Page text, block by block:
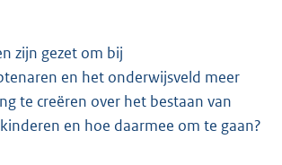
zijn gezet om bij
en het onderwijsveld meer
te creëren over het bestaan van
en hoe daarmee om te gaan?